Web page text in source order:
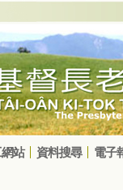
站 資料搜尋 電子